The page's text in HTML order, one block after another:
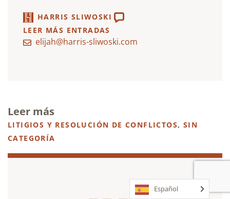
HARRIS SLIWOSKI
LEER MÁS ENTRADAS
elijah@harris-sliwoski.com
Leer más
LITIGIOS Y RESOLUCIÓN DE CONFLICTOS, SIN
CATEGORÍA
Español